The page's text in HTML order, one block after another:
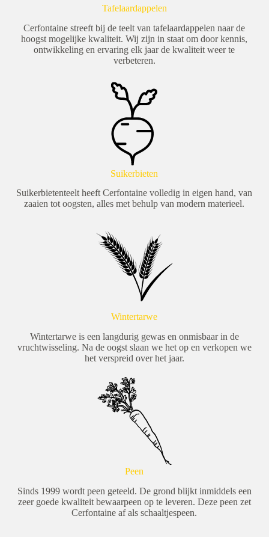
Tafelaardappelen
Cerfontaine streeft bij de teelt van tafelaardappelen naar de
hoogst mogelijke kwaliteit. Wij zijn in staat om door kennis,
ontwikkeling en ervaring elk jaar de kwaliteit weer te
verbeteren.
Suikerbieten
Suikerbietenteelt heeft Cerfontaine volledig in eigen hand, van
zaaien tot oogsten, alles met behulp van modern materieel.
Wintertarwe
Wintertarwe is een langdurig gewas en onmisbaar in de
vruchtwisseling. Na de oogst slaan we het op en verkopen we
het verspreid over het jaar.
Peen
Sinds 1999 wordt peen geteeld. De grond blijkt inmiddels een
zeer goede kwaliteit bewaarpeen op te leveren. Deze peen zet
Cerfontaine af als schaaltjespeen.